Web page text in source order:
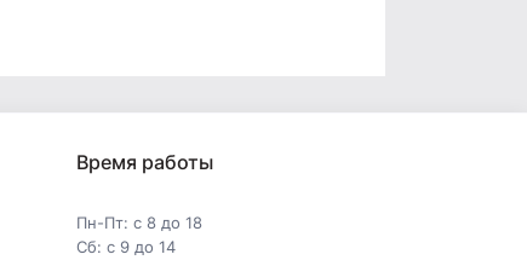
Время работы
Пн-Пт: с 8 до 18
Сб: с 9 до 14